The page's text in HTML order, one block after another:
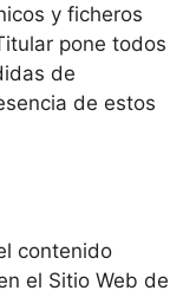
y ficheros
pone todos
de
de estos
contenido
el Sitio Web de